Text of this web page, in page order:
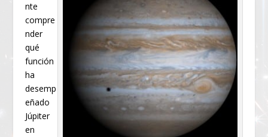
nte
compre
nder
qué
función
ha
desemp
eñado
Júpiter
en